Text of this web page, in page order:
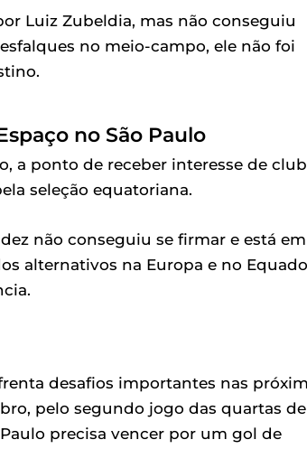
Luiz Zubeldia, mas não conseguiu
no meio-campo, ele não foi
no São Paulo
a ponto de receber interesse de
seleção equatoriana.
não conseguiu se firmar e está em
alternativos na Europa e no
desafios importantes nas
pelo segundo jogo das quartas de
precisa vencer por um gol de